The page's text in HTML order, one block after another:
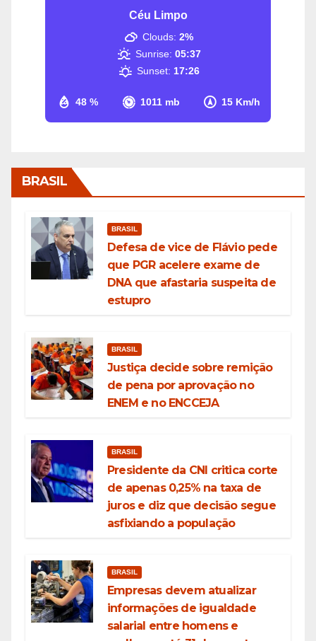
Céu Limpo
48 % 1011 mb 15 Km/h
Clouds: 2%
Sunrise: 05:37
Sunset: 17:26
BRASIL
BRASIL
Defesa de vice de Flávio pede
que PGR acelere exame de
DNA que afastaria suspeita de
estupro
BRASIL
Justiça decide sobre remição
de pena por aprovação no
ENEM e no ENCCEJA
BRASIL
Presidente da CNI critica corte
de apenas 0,25% na taxa de
juros e diz que decisão segue
asfixiando a população
BRASIL
Empresas devem atualizar
informações de igualdade
salarial entre homens e